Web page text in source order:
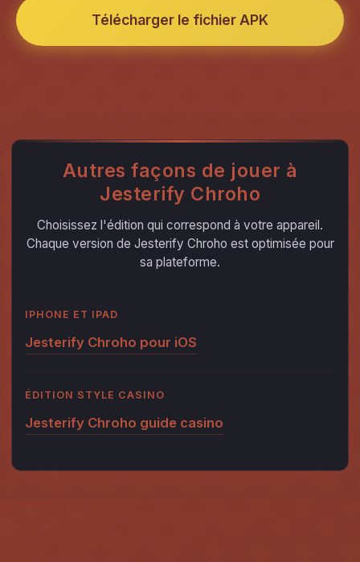
Télécharger le fichier APK
Autres façons de jouer à
Jesterify Chroho
Choisissez l'édition qui correspond à votre appareil.
Chaque version de Jesterify Chroho est optimisée pour
sa plateforme.
IPHONE ET IPAD
Jesterify Chroho pour iOS
ÉDITION STYLE CASINO
Jesterify Chroho guide casino